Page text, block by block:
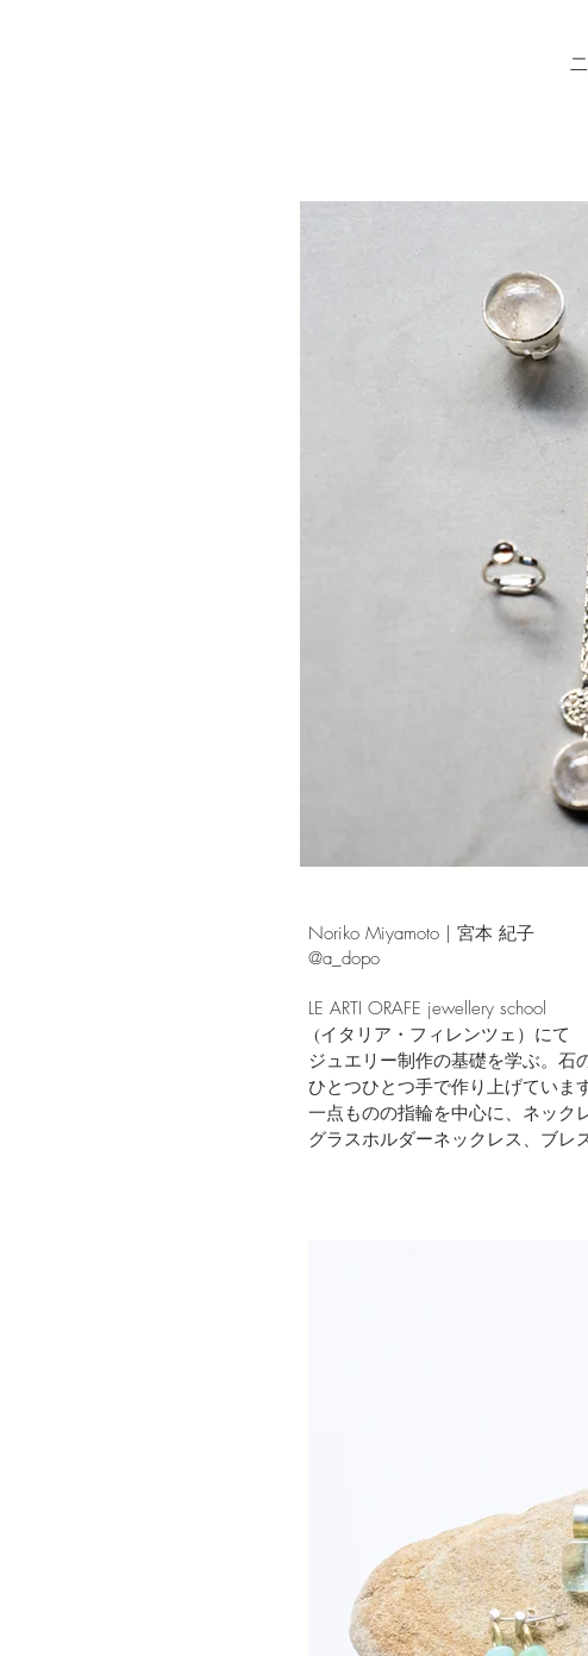
⁡Noriko Miyamoto | 宮本 紀子
@a_dopo
LE ARTI ORAFE jewellery school
(イタリア・フィレンツェ）にて
ジュエリー制作の基礎を学ぶ。石
ひとつひとつ手で作り上げています
一点ものの指輪を中心に、ネック
グラスホルダーネックレス、ブレ